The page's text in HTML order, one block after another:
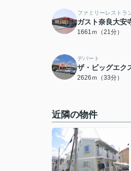
ファミリーレストラ
ガスト奈良大安
1661ｍ（21分）
デパート
ザ・ビッグエ
2626ｍ（33分）
近隣の物件